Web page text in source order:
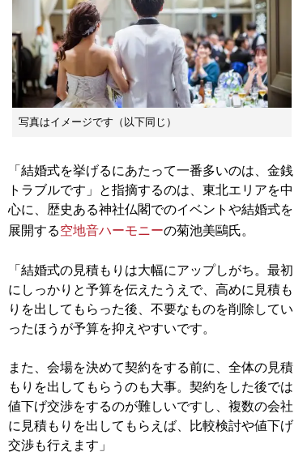
写真はイメージです（以下同じ）
「結婚式を挙げるにあたって一番多いのは、金銭
トラブルです」と指摘するのは、東北エリアを中
心に、歴史ある神社仏閣でのイベントや結婚式を
展開する空地音ハーモニーの菊池美鷗氏。
「結婚式の見積もりは大幅にアップしがち。最初
にしっかりと予算を伝えたうえで、高めに見積も
りを出してもらった後、不要なものを削除してい
ったほうが予算を抑えやすいです。
また、会場を決めて契約をする前に、全体の見積
もりを出してもらうのも大事。契約をした後では
値下げ交渉をするのが難しいですし、複数の会社
に見積もりを出してもらえば、比較検討や値下げ
交渉も行えます」